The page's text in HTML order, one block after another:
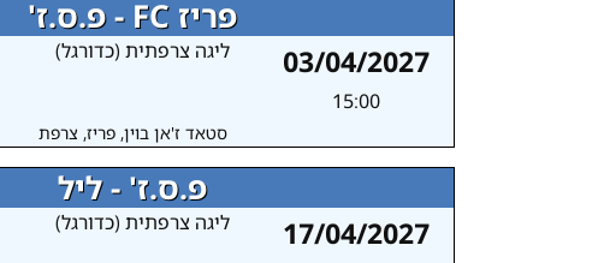
פריז FC - פ.ס.ז'
03/04/2027
15:00
ליגה צרפתית (כדורגל)
סטאד ז'אן בוין, פריז, צרפת
פ.ס.ז' - ליל
17/04/2027 ליגה צרפתית (כדורגל)